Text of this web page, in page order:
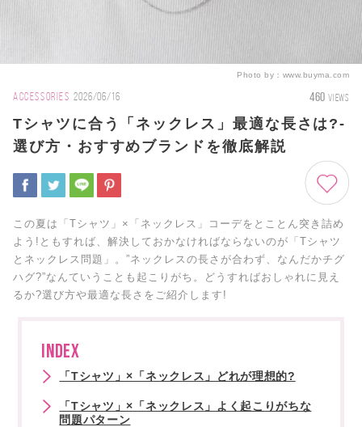
Photo by： www.buyma.com
ACCESSORIES 2026/06/16 460 VIEWS
Tシャツに合う「ネックレス」最適な長さは?-
選び方・おすすめブランドを徹底解説
この夏は「Tシャツ」×「ネックレス」コーデをとことん突き詰め
よう!ともすれば、解決しておかなければならないのが「Tシャツ
とネックレス問題」。”ネックレスの長さが合わず、なんだかチグ
ハグ?”なんていうことも起こりがち。どうすればおしゃれに見え
るか?選び方や最適な長さをご紹介します!
INDEX
「Tシャツ」×「ネックレス」どれが理想的?
「Tシャツ」×「ネックレス」よく起こりがちな
問題パターン